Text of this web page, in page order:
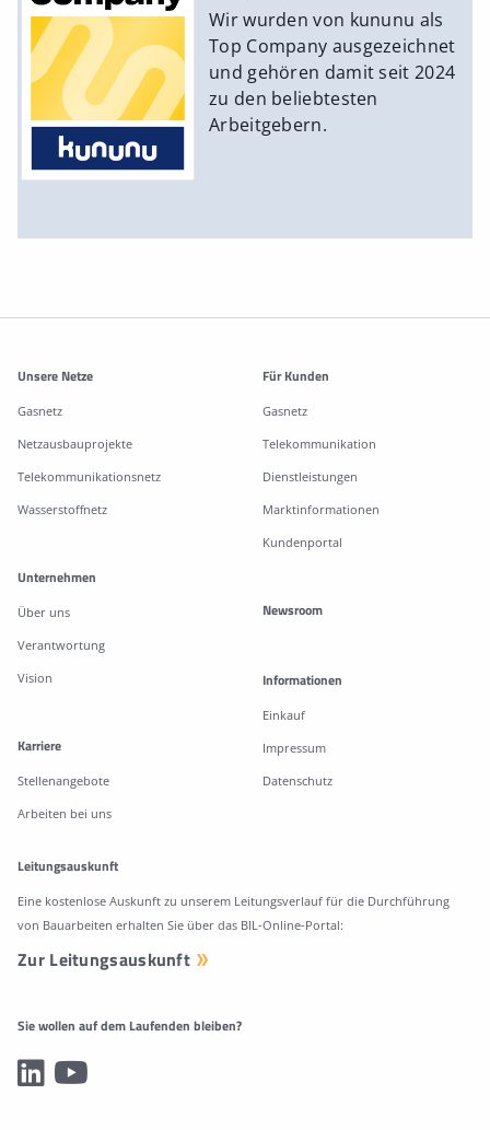
Wir wurden von kununu als
Top Company ausgezeichnet
und gehören damit seit 2024
zu den beliebtesten
Arbeitgebern.
Weitere Informationen
Unsere Netze
Gasnetz
Netzausbauprojekte
Telekommunikationsnetz
Wasserstoffnetz
Für Kunden
Gasnetz
Telekommunikation
Dienstleistungen
Marktinformationen
Kundenportal
Unternehmen
Über uns
Verantwortung
Vision
Karriere
Stellenangebote
Arbeiten bei uns
Newsroom
Informationen
Einkauf
Impressum
Datenschutz
Leitungsauskunft
Eine kostenlose Auskunft zu unserem Leitungsverlauf für die Durchführung
von Bauarbeiten erhalten Sie über das BIL-Online-Portal:
Zur Leitungsauskunft
Sie wollen auf dem Laufenden bleiben?